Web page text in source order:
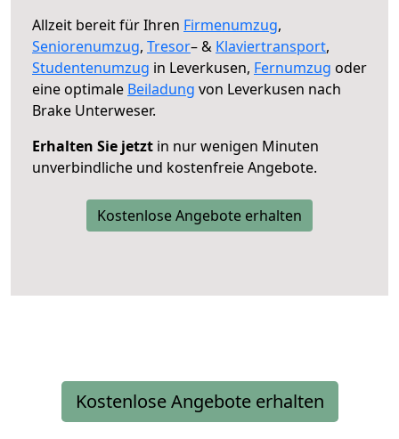
Allzeit bereit für Ihren Firmenumzug,
Seniorenumzug, Tresor– & Klaviertransport,
Studentenumzug in Leverkusen, Fernumzug oder
eine optimale Beiladung von Leverkusen nach
Brake Unterweser.
Erhalten Sie jetzt in nur wenigen Minuten
unverbindliche und kostenfreie Angebote.
Kostenlose Angebote erhalten
Kostenlose Angebote erhalten